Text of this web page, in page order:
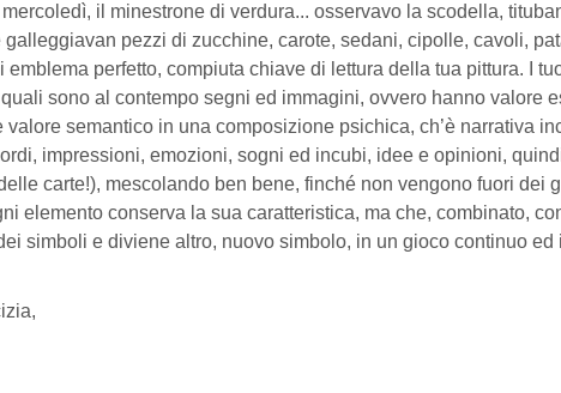
il minestrone di verdura... osservavo la scodella,
galleggiavan pezzi di zucchine, carote, sedani, cipolle, cavoli,
emblema perfetto, compiuta chiave di lettura della tua pittura. I
sono al contempo segni ed immagini, ovvero hanno valore
valore semantico in una composizione psichica, ch’è narrativa
impressioni, emozioni, sogni ed incubi, idee e opinioni,
carte!), mescolando ben bene, finché non vengono fuori dei
elemento conserva la sua caratteristica, ma che, combinato,
simboli e diviene altro, nuovo simbolo, in un gioco continuo ed